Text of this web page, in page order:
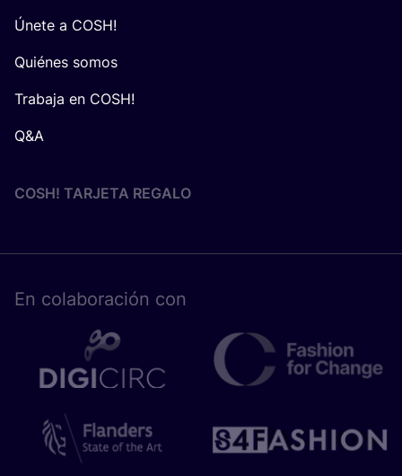
Únete a COSH!
Quiénes somos
Trabaja en COSH!
Q&A
COSH! TARJETA REGALO
En cola­bo­ra­ción con